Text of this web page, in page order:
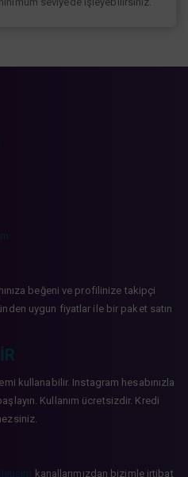
beğeni ve profilinize takipçi
uygun fiyatlar ile bir paket satın
kullanabilir. Instagram hesabınızla
Kullanım ücretsizdir. Kredi
kanallarımızdan bizimle irtibat